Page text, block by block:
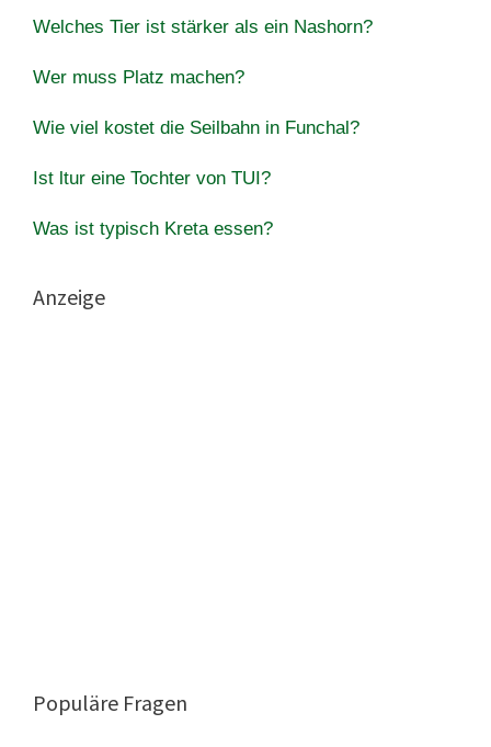
Welches Tier ist stärker als ein Nashorn?
Wer muss Platz machen?
Wie viel kostet die Seilbahn in Funchal?
Ist ltur eine Tochter von TUI?
Was ist typisch Kreta essen?
Anzeige
Populäre Fragen